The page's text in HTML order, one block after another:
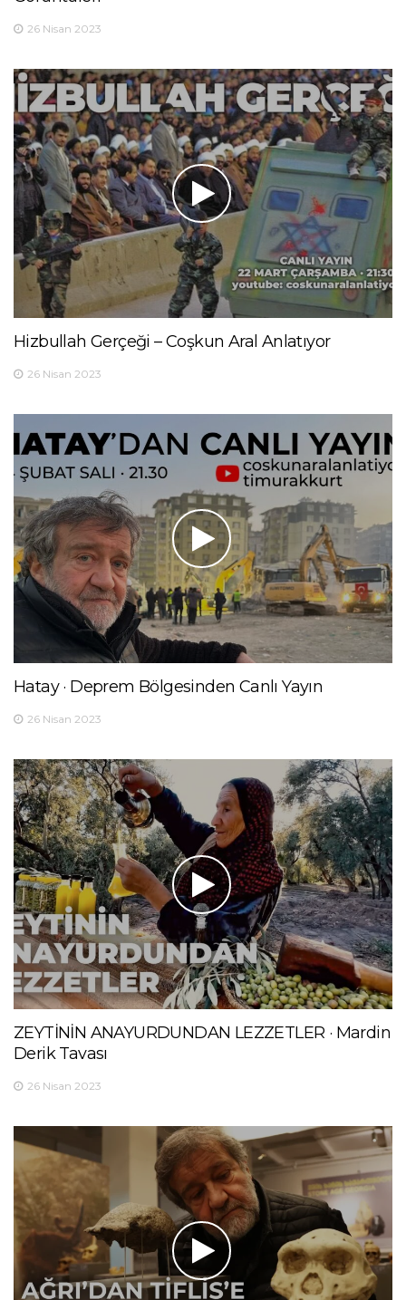
26 Nisan 2023
Hizbullah Gerçeği – Coşkun Aral Anlatıyor
26 Nisan 2023
Hatay · Deprem Bölgesinden Canlı Yayın
26 Nisan 2023
ZEYTİNİN ANAYURDUNDAN LEZZETLER · Mardin
Derik Tavası
26 Nisan 2023